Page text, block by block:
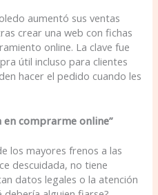
aumentó sus ventas
crear una web con fichas
online. La clave fue
útil incluso para clientes
hacer el pedido cuando les
en comprarme online”
los mayores frenos a las
descuidada, no tiene
datos legales o la atención